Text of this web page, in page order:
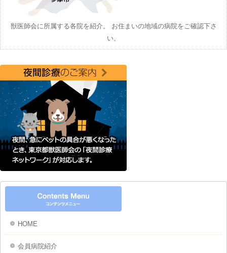
獣医師会に所属する各院を紹介。 お住まいの地域の病院をご確認下さ
い。
HOME
会員病院紹介